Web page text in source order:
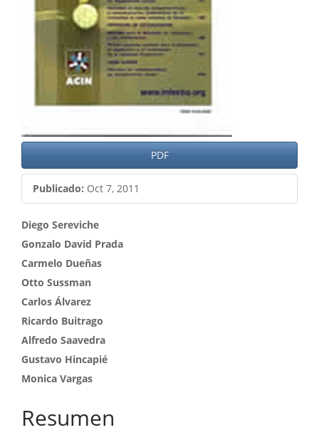
PDF
Publicado: Oct 7, 2011
Contenido
principal
del
artículo
Diego Sereviche
Gonzalo David Prada
Carmelo Dueñas
Otto Sussman
Carlos Álvarez
Ricardo Buitrago
Alfredo Saavedra
Gustavo Hincapié
Monica Vargas
Resumen